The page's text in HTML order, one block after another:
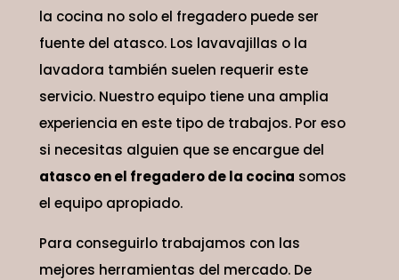
la cocina no solo el fregadero puede ser
fuente del atasco. Los lavavajillas o la
lavadora también suelen requerir este
servicio. Nuestro equipo tiene una amplia
experiencia en este tipo de trabajos. Por eso
si necesitas alguien que se encargue del
atasco en el fregadero de la cocina somos
el equipo apropiado.
Para conseguirlo trabajamos con las
mejores herramientas del mercado. De